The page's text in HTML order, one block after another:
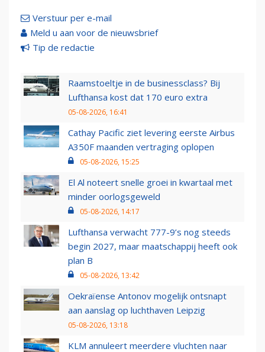
Verstuur per e-mail
Meld u aan voor de nieuwsbrief
Tip de redactie
Raamstoeltje in de businessclass? Bij
Lufthansa kost dat 170 euro extra
05-08-2026, 16:41
Cathay Pacific ziet levering eerste Airbus
A350F maanden vertraging oplopen
05-08-2026, 15:25
El Al noteert snelle groei in kwartaal met
minder oorlogsgeweld
05-08-2026, 14:17
Lufthansa verwacht 777-9’s nog steeds
begin 2027, maar maatschappij heeft ook
plan B
05-08-2026, 13:42
Oekraïense Antonov mogelijk ontsnapt
aan aanslag op luchthaven Leipzig
05-08-2026, 13:18
KLM annuleert meerdere vluchten naar